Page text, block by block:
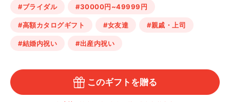
#ブライダル #30000円~49999円
#高額カタログギフト #女友達 #親戚・上司
#結婚内祝い #出産内祝い
このギフトを贈る